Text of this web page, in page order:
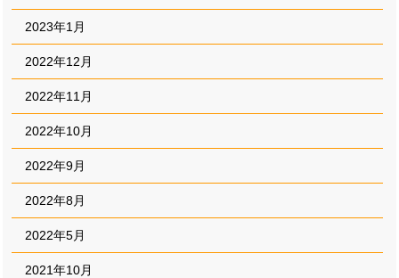
2023年1月
2022年12月
2022年11月
2022年10月
2022年9月
2022年8月
2022年5月
2021年10月